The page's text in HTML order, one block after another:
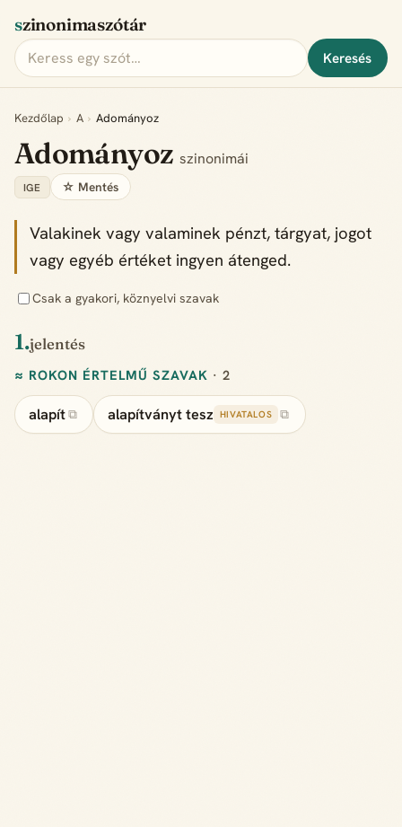
szinonimaszótár
Keresés
Kezdőlap › A › Adományoz
Adományoz szinonimái
IGE ☆ Mentés
Valakinek vagy valaminek pénzt, tárgyat, jogot
vagy egyéb értéket ingyen átenged.
Csak a gyakori, köznyelvi szavak
1.jelentés
≈ ROKON ÉRTELMŰ SZAVAK · 2
alapít ⧉ alapítványt tesz HIVATALOS ⧉